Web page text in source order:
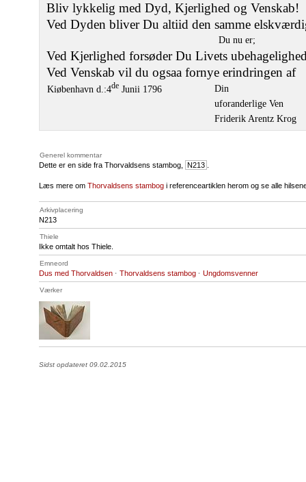
Bliv lykkelig med Dyd, Kjerlighed og Venskab!
Ved Dyden bliver Du altiid den samme
Du nu er;
Ved Kjerlighed forsøder Du Livets
Ved Venskab vil du ogsaa fornye erindringen af
Kiøbenhavn d.:4de Junii 1796
Din
uforanderlige Ven
Friderik Arentz Krog
Generel kommentar
Dette er en side fra Thorvaldsens stambog, N213
Læs mere om Thorvaldsens stambog i referenceartiklen herom og se alle
Arkivplacering
N213
Thiele
Ikke omtalt hos Thiele.
Emneord
Dus med Thorvaldsen · Thorvaldsens stambog · Ungdomsvenner
Værker
Sidst opdateret 09.02.2015